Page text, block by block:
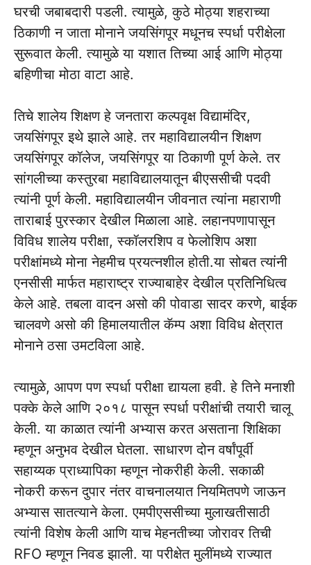
घरची जबाबदारी पडली. त्यामुळे, कुठे मोठ्या शहराच्या
ठिकाणी न जाता मोनाने जयसिंगपूर मधूनच स्पर्धा परीक्षेला
सुरूवात केली. त्यामुळे या यशात तिच्या आई आणि मोठ्या
बहिणीचा मोठा वाटा आहे.
तिचे शालेय शिक्षण हे जनतारा कल्पवृक्ष विद्यामंदिर,
जयसिंगपूर इथे झाले आहे. तर महाविद्यालयीन शिक्षण
जयसिंगपूर कॉलेज, जयसिंगपूर या ठिकाणी पूर्ण केले. तर
सांगलीच्या कस्तुरबा महाविद्यालयातून बीएससीची पदवी
त्यांनी पूर्ण केली. महाविद्यालयीन जीवनात त्यांना महाराणी
ताराबाई पुरस्कार देखील मिळाला आहे. लहानपणापासून
विविध शालेय परीक्षा, स्कॉलरशिप व फेलोशिप अशा
परीक्षांमध्ये मोना नेहमीच प्रयत्नशील होती.या सोबत त्यांनी
एनसीसी मार्फत महाराष्ट्र राज्याबाहेर देखील प्रतिनिधित्व
केले आहे. तबला वादन असो की पोवाडा सादर करणे, बाईक
चालवणे असो की हिमालयातील कॅम्प अशा विविध क्षेत्रात
मोनाने ठसा उमटविला आहे.
त्यामुळे, आपण पण स्पर्धा परीक्षा द्यायला हवी. हे तिने मनाशी
पक्के केले आणि २०१८ पासून स्पर्धा परीक्षांची तयारी चालू
केली. या काळात त्यांनी अभ्यास करत असताना शिक्षिका
म्हणून अनुभव देखील घेतला. साधारण दोन वर्षांपूर्वी
सहाय्यक प्राध्यापिका म्हणून नोकरीही केली. सकाळी
नोकरी करून दुपार नंतर वाचनालयात नियमितपणे जाऊन
अभ्यास सातत्याने केला. एमपीएससीच्या मुलाखतीसाठी
त्यांनी विशेष केली आणि याच मेहनतीच्या जोरावर तिची
RFO म्हणून निवड झाली. या परीक्षेत मुलींमध्ये राज्यात